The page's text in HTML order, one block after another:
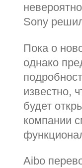
Sony
Пока о
однако
известно,
будет
компании
Aibo